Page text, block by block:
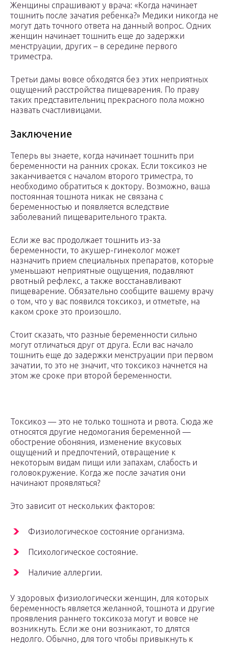
Женщины спрашивают у врача: «Когда начинает
тошнить после зачатия ребенка?» Медики никогда не
могут дать точного ответа на данный вопрос. Одних
женщин начинает тошнить еще до задержки
менструации, других – в середине первого
триместра.
Третьи дамы вовсе обходятся без этих неприятных
ощущений расстройства пищеварения. По праву
таких представительниц прекрасного пола можно
назвать счастливицами.
Заключение
Теперь вы знаете, когда начинает тошнить при
беременности на ранних сроках. Если токсикоз не
заканчивается с началом второго триместра, то
необходимо обратиться к доктору. Возможно, ваша
постоянная тошнота никак не связана с
беременностью и появляется вследствие
заболеваний пищеварительного тракта.
Если же вас продолжает тошнить из-за
беременности, то акушер-гинеколог может
назначить прием специальных препаратов, которые
уменьшают неприятные ощущения, подавляют
рвотный рефлекс, а также восстанавливают
пищеварение. Обязательно сообщите вашему врачу
о том, что у вас появился токсикоз, и отметьте, на
каком сроке это произошло.
Стоит сказать, что разные беременности сильно
могут отличаться друг от друга. Если вас начало
тошнить еще до задержки менструации при первом
зачатии, то это не значит, что токсикоз начнется на
этом же сроке при второй беременности.
Токсикоз — это не только тошнота и рвота. Сюда же
относятся другие недомогания беременной —
обострение обоняния, изменение вкусовых
ощущений и предпочтений, отвращение к
некоторым видам пищи или запахам, слабость и
головокружение. Когда же после зачатия они
начинают проявляться?
Это зависит от нескольких факторов:
Физиологическое состояние организма.
Психологическое состояние.
Наличие аллергии.
У здоровых физиологически женщин, для которых
беременность является желанной, тошнота и другие
проявления раннего токсикоза могут и вовсе не
возникнуть. Если же они возникают, то длятся
недолго. Обычно, для того чтобы привыкнуть к